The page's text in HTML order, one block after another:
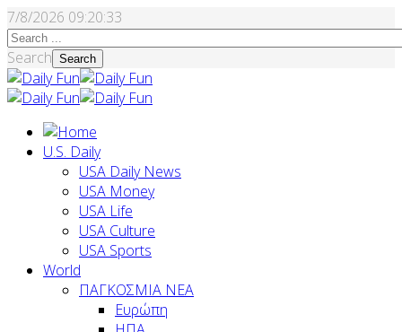
7/8/2026 09:20:34
Search Search
U.S. Daily
USA Daily News
USA Money
USA Life
USA Culture
USA Sports
World
ΠΑΓΚΟΣΜΙΑ ΝΕΑ
Ευρώπη